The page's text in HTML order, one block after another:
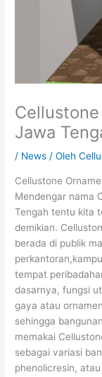
Jawa
/ News / Oleh
Cellustone
Mendengar nama
Tengah tentu kita
demikian.
berada di publik
tempat
dasarnya, fungsi
gaya atau
sehingga
memakai
sebagai variasi
phenolicresin,